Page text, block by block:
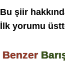
Bu şiir
İlk yorumu
Benzer